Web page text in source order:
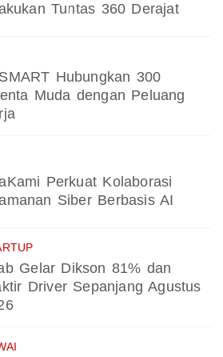
Tuntas 360 Derajat
Hubungkan 300
Muda dengan Peluang
Perkuat Kolaborasi
Siber Berbasis AI
Gelar Dikson 81% dan
Driver Sepanjang Agustus